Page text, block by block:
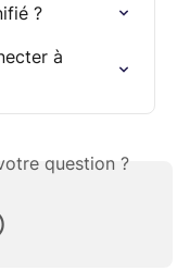
?
à
question ?